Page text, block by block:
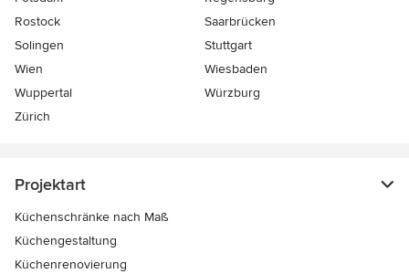
Rostock
Saarbrücken
Solingen
Stuttgart
Wien
Wiesbaden
Wuppertal
Würzburg
Zürich
Projektart
Küchenschränke nach Maß
Küchengestaltung
Küchenrenovierung